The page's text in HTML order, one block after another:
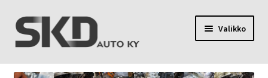
Siirry
navigointiin
Siirry
sisältöön
Valikko
SKD Auto Ky